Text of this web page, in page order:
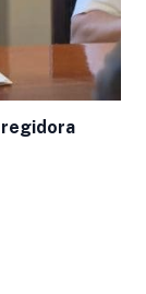
regidora